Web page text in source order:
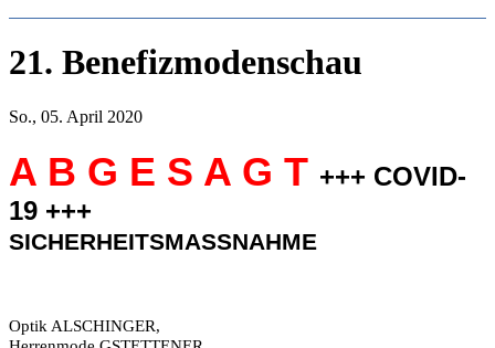
21. Benefizmodenschau
So., 05. April 2020
A B G E S A G T +++ COVID-
19 +++
SICHERHEITSMASSNAHME
Optik ALSCHINGER,